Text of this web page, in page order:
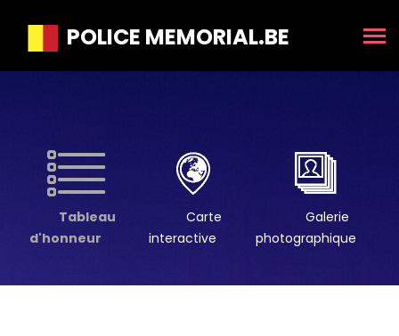
POLICE MEMORIAL.BE
Tableau
d'honneur
Carte
interactive
Galerie
photographique